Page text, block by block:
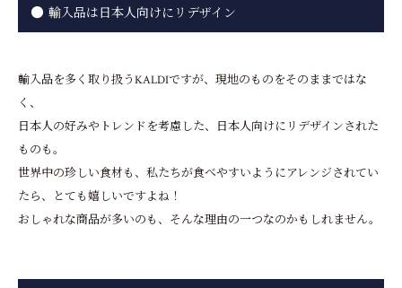
輸入品は日本人向けにリデザイン
輸入品を多く取り扱うKALDIですが、現地のものをそのままではな
く、
日本人の好みやトレンドを考慮した、日本人向けにリデザインされた
ものも。
世界中の珍しい食材も、私たちが食べやすいようにアレンジされてい
たら、とても嬉しいですよね！
おしゃれな商品が多いのも、そんな理由の一つなのかもしれません。